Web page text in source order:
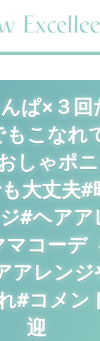
ぱ×３回
こなれ
しゃポ
大丈夫#
#ヘアア
コーデ
アレンジ
#コメン
迎